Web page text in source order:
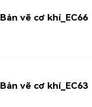
Bản vẽ cơ khí_EC66
Bản vẽ cơ khí_EC63